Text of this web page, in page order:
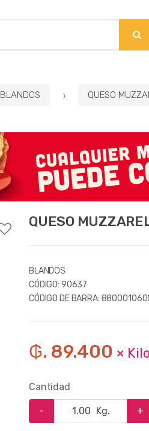
BLANDOS QUESO
QUESO
BLANDOS
CÓDIGO: 90637
CÓDIGO DE BARRA:
₲. 89.400 ×
Cantidad
- Kg. +